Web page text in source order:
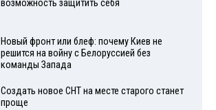
возможность защитить себя
Новый фронт или блеф: почему Киев не
решится на войну с Белоруссией без
команды Запада
Создать новое СНТ на месте старого станет
проще